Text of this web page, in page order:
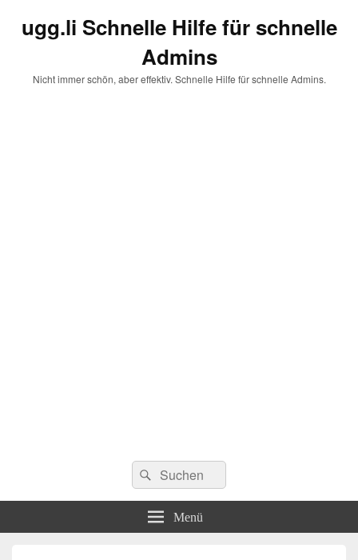
ugg.li Schnelle Hilfe für schnelle
Admins
Nicht immer schön, aber effektiv. Schnelle Hilfe für schnelle Admins.
Suchen
nach:
Suchen
Menü